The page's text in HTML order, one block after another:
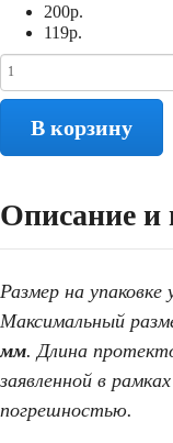
200р.
119р.
В корзину
Описание и
Размер на
Максимальный
мм. Длина
заявленной в
погрешностью.